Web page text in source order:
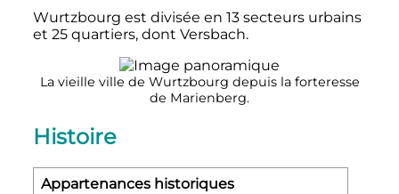
Wurtzbourg est divisée en 13 secteurs urbains
et 25 quartiers, dont Versbach.
La vieille ville de Wurtzbourg depuis la forteresse
de Marienberg.
Histoire
Appartenances historiques